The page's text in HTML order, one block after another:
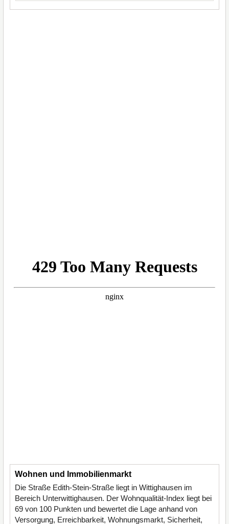
Wohnen und Immobilienmarkt
Die Straße Edith-Stein-Straße liegt in Wittighausen im
Bereich Unterwittighausen. Der Wohnqualität-Index liegt bei
69 von 100 Punkten und bewertet die Lage anhand von
Versorgung, Erreichbarkeit, Wohnungsmarkt, Sicherheit,